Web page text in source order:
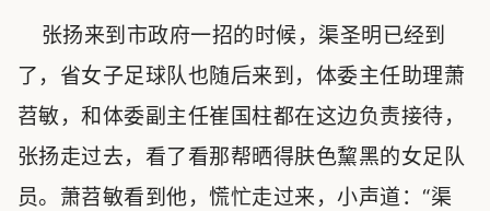
张扬来到市政府一招的时候，渠圣明已经到
了，省女子足球队也随后来到，体委主任助理萧
苕敏，和体委副主任崔国柱都在这边负责接待，
张扬走过去，看了看那帮晒得肤色黧黑的女足队
员。萧苕敏看到他，慌忙走过来，小声道：“渠